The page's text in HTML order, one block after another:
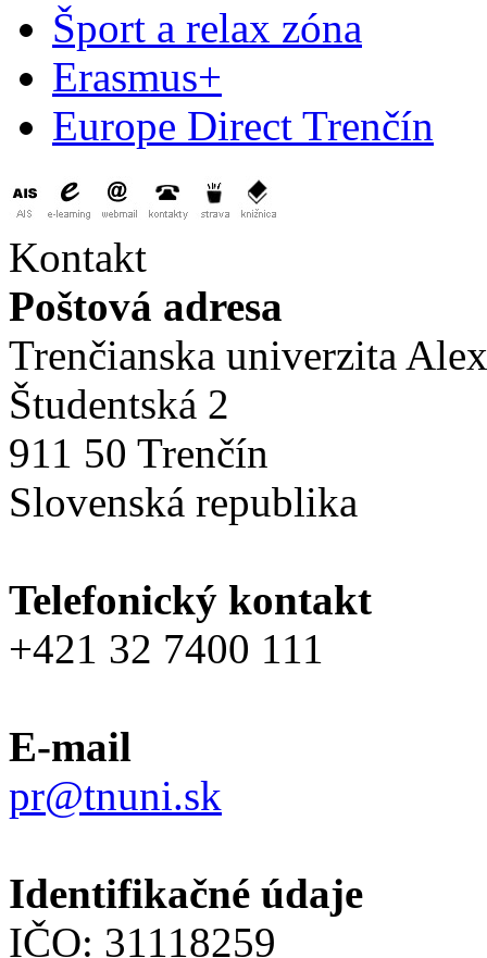
Šport a relax zóna
Erasmus+
Europe Direct Trenčín
Kontakt
Poštová adresa
Trenčianska univerzita
Študentská 2
911 50 Trenčín
Slovenská republika
Telefonický kontakt
+421 32 7400 111
E-mail
pr@tnuni.sk
Identifikačné údaje
IČO: 31118259